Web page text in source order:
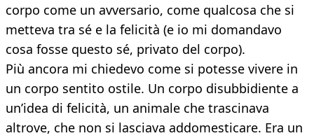
corpo come un avversario, come qualcosa che si
metteva tra sé e la felicità (e io mi domandavo
cosa fosse questo sé, privato del corpo).
Più ancora mi chiedevo come si potesse vivere in
un corpo sentito ostile. Un corpo disubbidiente a
un’idea di felicità, un animale che trascinava
altrove, che non si lasciava addomesticare. Era un